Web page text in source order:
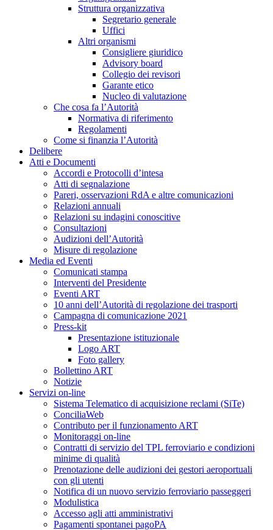
Struttura organizzativa
Segretario generale
Uffici
Altri organismi
Consigliere giuridico
Advisory board
Collegio dei revisori
Garante etico
Nucleo di valutazione
Che cosa fa l’Autorità
Normativa di riferimento
Regolamenti
Come si finanzia l’Autorità
Delibere
Atti e Documenti
Accordi e Protocolli d’intesa
Atti di segnalazione
Pareri, osservazioni RdA e altre comunicazioni
Relazioni annuali
Relazioni su indagini conoscitive
Consultazioni
Audizioni dell’Autorità
Misure di regolazione
Media ed Eventi
Comunicati stampa
Interventi del Presidente
Eventi ART
10 anni dell’Autorità di regolazione dei trasporti
Campagna di comunicazione 2021
Press-kit
Presentazione istituzionale
Logo ART
Foto gallery
Bollettino ART
Notizie
Servizi on-line
Sistema Telematico di acquisizione reclami (SiTe)
ConciliaWeb
Contributo per il funzionamento ART
Monitoraggi on-line
Contratti di servizio del TPL ferroviario e condizioni
minime di qualità
Prenotazione delle audizioni dei gestori aeroportuali
con gli utenti
Notifica di un nuovo servizio ferroviario passeggeri
Modulistica
Accesso agli atti amministrativi
Pagamenti spontanei pagoPA